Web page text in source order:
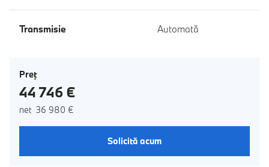
Transmisie Automată
Preţ
44 746 €
net 36 980 €
Solicită acum